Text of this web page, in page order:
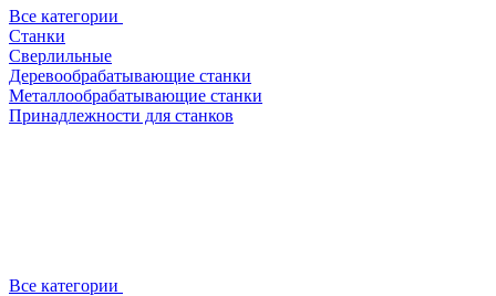
Все категории
Станки
Сверлильные
Деревообрабатывающие станки
Металлообрабатывающие станки
Принадлежности для станков
Все категории